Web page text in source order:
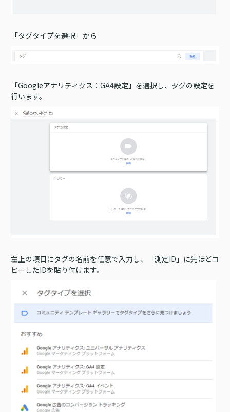
「タグタイプを選択」から
「Googleアナリティクス：GA4設定」を選択し、タグの設定を
行います。
左上の項目にタグの名前を任意で入力し、「測定ID」に先ほどコ
ピーしたIDを貼り付けます。